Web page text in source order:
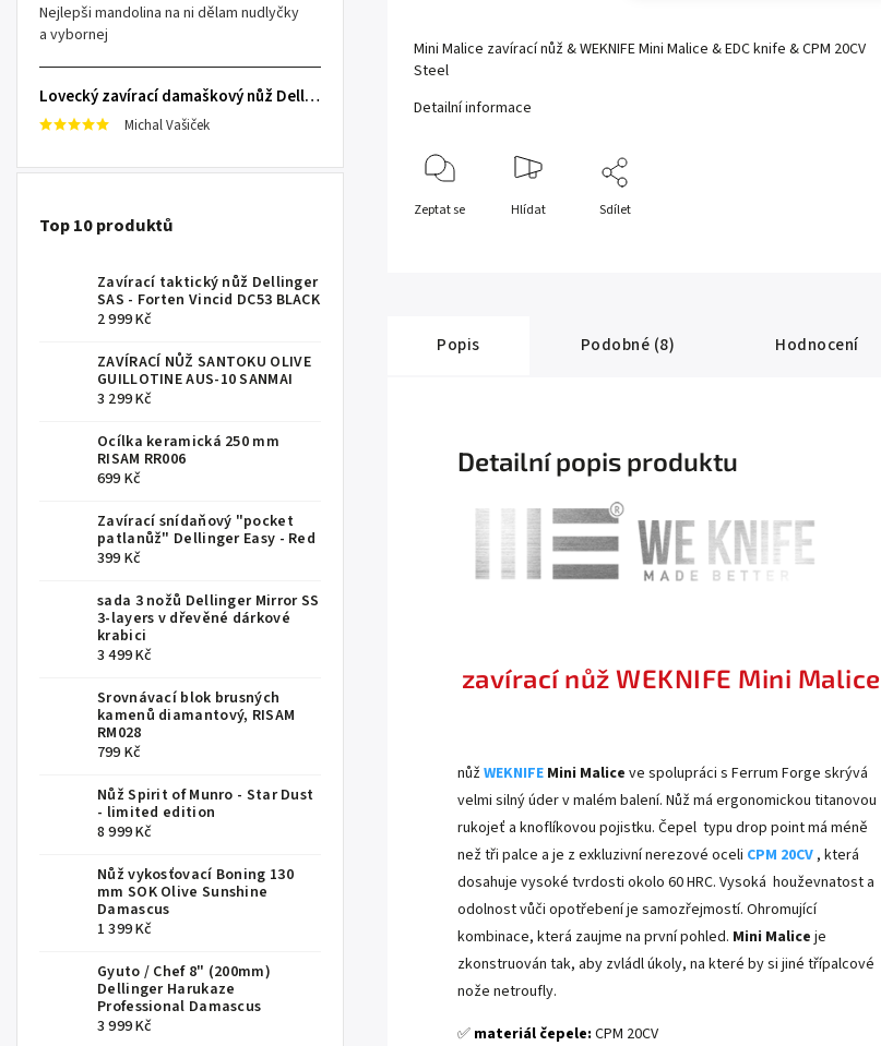
Nejlepši mandolina na ni dělam nudlyčky
a vybornej
Lovecký zavírací damaškový nůž Dellinger Damask Star
Michal Vašiček
Top 10 produktů
Zavírací taktický nůž Dellinger
SAS - Forten Vincid DC53 BLACK
2 999 Kč
ZAVÍRACÍ NŮŽ SANTOKU OLIVE
GUILLOTINE AUS-10 SANMAI
3 299 Kč
Ocílka keramická 250 mm
RISAM RR006
699 Kč
Zavírací snídaňový "pocket
patlanůž" Dellinger Easy - Red
399 Kč
sada 3 nožů Dellinger Mirror SS
3-layers v dřevěné dárkové
krabici
3 499 Kč
Srovnávací blok brusných
kamenů diamantový, RISAM
RM028
799 Kč
Nůž Spirit of Munro - Star Dust
- limited edition
8 999 Kč
Nůž vykosťovací Boning 130
mm SOK Olive Sunshine
Damascus
1 399 Kč
Gyuto / Chef 8" (200mm)
Dellinger Harukaze
Professional Damascus
3 999 Kč
Mini Malice zavírací nůž & WEKNIFE Mini Malice & EDC knife & CPM 20CV
Steel
Detailní informace
Zeptat se Hlídat Sdílet
Popis Podobné (8) Hodnocení
Detailní popis produktu
zavírací nůž WEKNIFE Mini Malice
nůžWEKNIFE Mini Malice ve spolupráci s Ferrum Forge skrývá
velmi silný úder v malém balení. Nůž má ergonomickou titanovou
rukojeť a knoflíkovou pojistku. Čepel typu drop point má méně
než tři palce a je z exkluzivní nerezové oceli CPM 20CV , která
dosahuje vysoké tvrdosti okolo 60 HRC. Vysoká houževnatost a
odolnost vůči opotřebení je samozřejmostí. Ohromující
kombinace, která zaujme na první pohled. Mini Malice je
zkonstruován tak, aby zvládl úkoly, na které by si jiné třípalcové
nože netroufly.
✅ materiál čepele: CPM 20CV